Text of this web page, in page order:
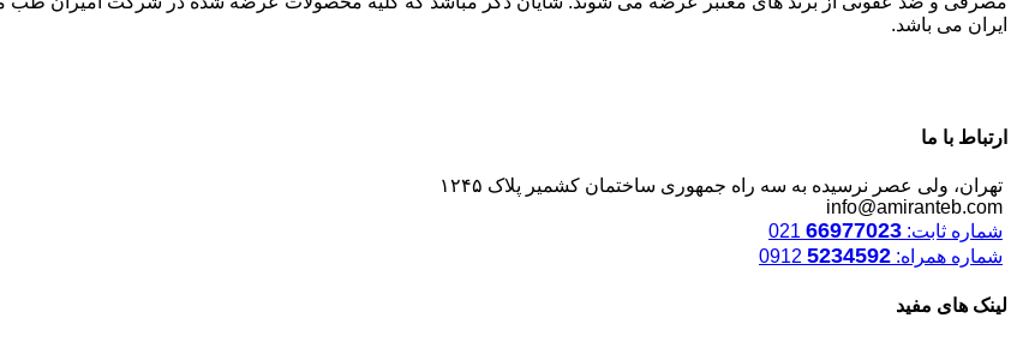
ایران می باشد.
ارتباط با ما
تهران، ولی عصر نرسیده به سه راه جمهوری ساختمان کشمیر پلاک ۱۲۴۵
info@amiranteb.com
شماره ثابت: 66977023
شماره همراه: 5234592
لینک های مفید